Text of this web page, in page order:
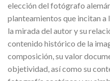
elección del fotógrafo
planteamientos que incitan a
la mirada del autor y su
contenido histórico de la
composición, su valor
objetividad, así como su